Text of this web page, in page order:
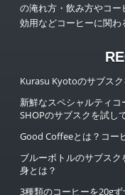
の淹れ方・飲み方やコー
効用などコーヒーに関わ
Kurasu Kyotoのサブス
新鮮なスペシャルティコ
SHOPのサブスクを試し
Good Coffeeとは？コー
ブルーボトルのサブス
身とは？
3種類のコーヒーを20g